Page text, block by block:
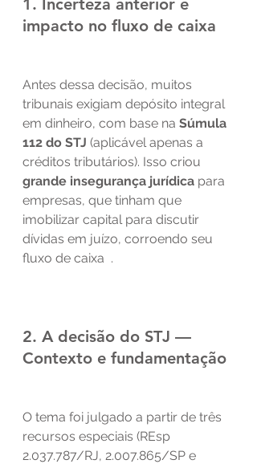
impacto no fluxo de caixa
Antes dessa decisão, muitos
tribunais exigiam depósito integral
em dinheiro, com base na Súmula
112 do STJ (aplicável apenas a
créditos tributários). Isso criou
grande insegurança jurídica para
empresas, que tinham que
imobilizar capital para discutir
dívidas em juízo, corroendo seu
fluxo de caixa  .
2. A decisão do STJ —
Contexto e fundamentação
O tema foi julgado a partir de três
recursos especiais (REsp
2.037.787/RJ, 2.007.865/SP e